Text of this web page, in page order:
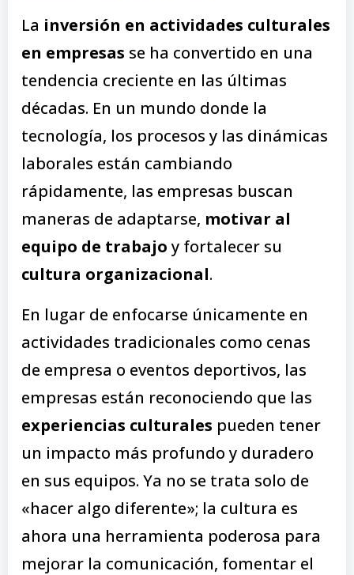
La inversión en actividades culturales
en empresas se ha convertido en una
tendencia creciente en las últimas
décadas. En un mundo donde la
tecnología, los procesos y las dinámicas
laborales están cambiando
rápidamente, las empresas buscan
maneras de adaptarse, motivar al
equipo de trabajoy fortalecer su
cultura organizacional.
En lugar de enfocarse únicamente en
actividades tradicionales como cenas
de empresa o eventos deportivos, las
empresas están reconociendo que las
experiencias culturales pueden tener
un impacto más profundo y duradero
en sus equipos. Ya no se trata solo de
«hacer algo diferente»; la cultura es
ahora una herramienta poderosa para
mejorar la comunicación, fomentar el